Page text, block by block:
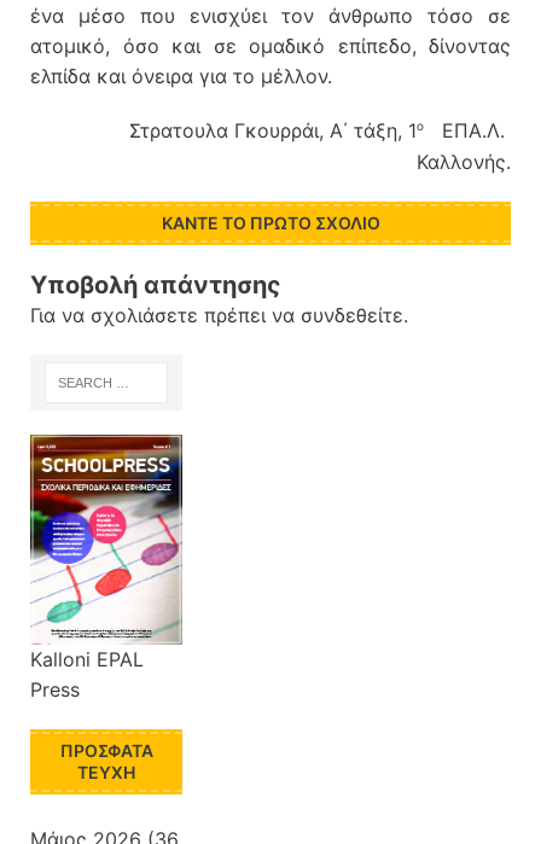
ένα μέσο που ενισχύει τον άνθρωπο τόσο σε
ατομικό, όσο και σε ομαδικό επίπεδο, δίνοντας
ελπίδα και όνειρα για το μέλλον.
Στρατουλα Γκουρράι, Α΄ τάξη, 1ο
ΕΠΑ.Λ.
Καλλονής.
ΚΆΝΤΕ ΤΟ ΠΡΏΤΟ ΣΧΌΛΙΟ
Υποβολή απάντησης
Για να σχολιάσετε πρέπει να συνδεθείτε.
Kalloni EPAL
Press
ΠΡΌΣΦΑΤΑ
ΤΕΎΧΗ
Μάιος 2026 (36